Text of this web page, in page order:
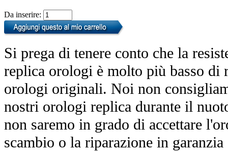
Da inserire:
Si prega di tenere conto che la
replica orologi è molto più basso di
orologi originali. Noi non
nostri orologi replica durante il
non saremo in grado di accettare
scambio o la riparazione in